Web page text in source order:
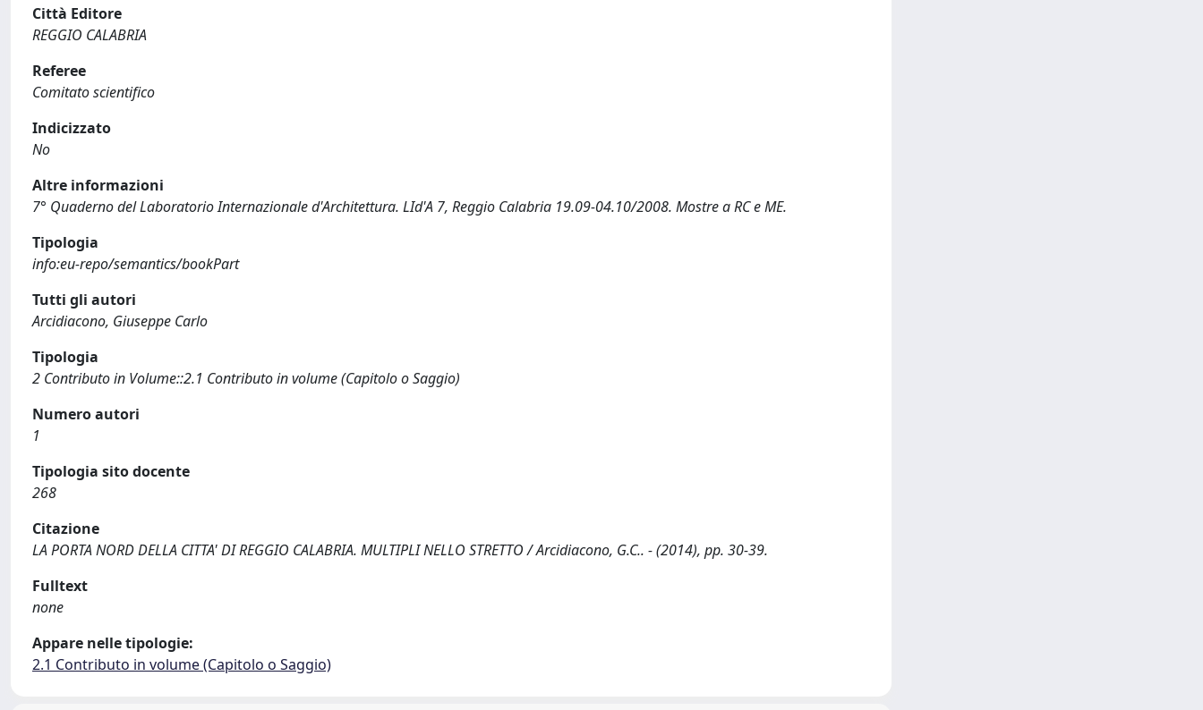
Città Editore
REGGIO CALABRIA
Referee
Comitato scientifico
Indicizzato
No
Altre informazioni
7° Quaderno del Laboratorio Internazionale d'Architettura. LId'A 7, Reggio Calabria 19.09-04.10/2008. Mostre a RC e ME.
Tipologia
info:eu-repo/semantics/bookPart
Tutti gli autori
Arcidiacono, Giuseppe Carlo
Tipologia
2 Contributo in Volume::2.1 Contributo in volume (Capitolo o Saggio)
Numero autori
1
Tipologia sito docente
268
Citazione
LA PORTA NORD DELLA CITTA' DI REGGIO CALABRIA. MULTIPLI NELLO STRETTO / Arcidiacono, G.C.. - (2014), pp. 30-39.
Fulltext
none
Appare nelle tipologie:
2.1 Contributo in volume (Capitolo o Saggio)